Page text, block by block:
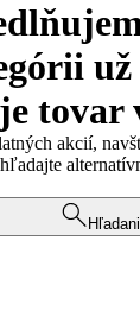
tovar
akcií,